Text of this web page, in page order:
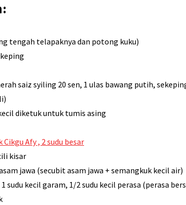
tengah telapaknya dan potong kuku)
saiz syiling 20 sen, 1 ulas bawang putih,
diketuk untuk tumis asing
Afy , 2 sudu besar
kisar
jawa (secubit asam jawa + semangkuk kecil air)
sudu kecil garam, 1/2 sudu kecil perasa (perasa